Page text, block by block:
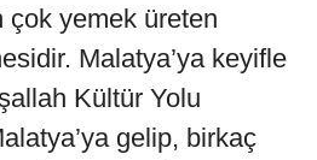
çok yemek üreten
Malatya’ya keyifle
Kültür Yolu
gelip, birkaç